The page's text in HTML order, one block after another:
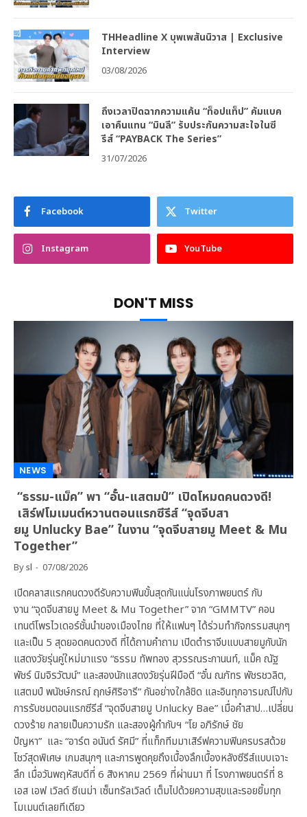
THHeadline X บุพเพสันนิวาส | Exclusive
Interview
03/08/2026
ถึงเวลาปิดฉากความแค้น “ท็อปแท็ป” คัมแบค
เอาคืนแทน “มินลี” รับประกันความสะใจในซี
รีส์ “PAYBACK The Series”
31/07/2026
Facebook Twitter
Instagram YouTube
DON'T MISS
NEWS
“ธรรม-แม็ค” พา “อั๋น-แสตมป์” เปิดโหมดคนดวงดี!
เสิร์ฟโมเมนต์หวานตอนแรกซีรีส์ “จุดจีบสา
ยมู Unlucky Bae” ในงาน “จุดจีบสายมู Meet & Mu
Together”
Bysl 07/08/2026
เปิดคลาสแรกคนดวงดีรับความฟินขั้นสุดกันแน่นโรงภาพยนตร์ กับ
งาน “จุดจีบสายมู Meet & Mu Together” จาก “GMMTV” คอน
เทนต์โพรไวเดอร์ชั้นนำของเมืองไทย ที่ให้แฟนๆ ได้ร่วมทำกิจกรรมสนุกๆ
และเป็น 5 สุดยอดคนดวงดี ที่ได้ถามคำถาม เปิดตำราจีบแบบสายมูกับนัก
แสดงวัยรุ่นคู่ใหม่มาแรง “ธรรม ทัพทอง สุวรรณระกานนท์, แม็ค ณัฐ
พัชร์ นิมจิรวัฒน์” และสองนักแสดงวัยรุ่นฝีมือดี “อั๋น ณภัทร พัชรชวลิต,
แสตมป์ พนัชษ์กรณ์ ฤกษ์ศิริอารี” กันอย่างใกล้ชิด และอินทุกอารมณ์ไปกับ
การรับชมตอนแรกซีรีส์ “จุดจีบสายมู Unlucky Bae” เมื่อคำสาป…เปลี่ยน
ดวงร้าย กลายเป็นความรัก และสองผู้กำกับฯ “โย อภิรักษ์ ชัย
ปัญหา” และ “อาร์ต อนันต์ รัศมี” ที่แท็กทีมมาเสิร์ฟความฟินครบรสด้วย
โชว์สุดพิเศษ เกมสนุกๆ และการพูดคุยถึงเบื้องลึกเบื้องหลังซีรีส์แบบเจาะ
ลึก เมื่อวันพฤหัสบดีที่ 6 สิงหาคม 2569 ที่ผ่านมา ที่ โรงภาพยนตร์ที่ 8
เอส เอฟ เวิลด์ ซีเนม่า เซ็นทรัลเวิลด์ เต็มไปด้วยความสุขและรอยยิ้มทุก
โมเมนต์เลยทีเดียว